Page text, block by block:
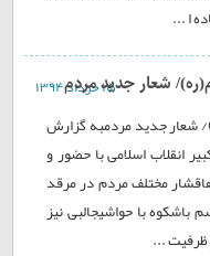
ا ...
شعار جدید مردم
۱۵ خرداد ۱۳۹۴
شعار جدید مردمبه گزارش
انقلاب اسلامی با حضور و
مختلف مردم در مرقد
باشکوه با حواشیجالبی نیز
ظرفیت ...